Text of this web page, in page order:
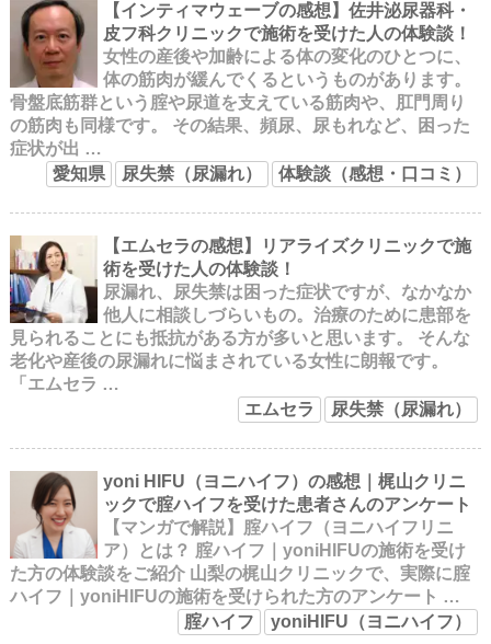
【インティマウェーブの感想】佐井泌尿器科・
皮フ科クリニックで施術を受けた人の体験談！
女性の産後や加齢による体の変化のひとつに、
体の筋肉が緩んでくるというものがあります。
骨盤底筋群という腟や尿道を支えている筋肉や、肛門周り
の筋肉も同様です。 その結果、頻尿、尿もれなど、困った
症状が出 …
愛知県
尿失禁（尿漏れ） 体験談（感想・口コミ）
【エムセラの感想】リアライズクリニックで施
術を受けた人の体験談！
尿漏れ、尿失禁は困った症状ですが、なかなか
他人に相談しづらいもの。治療のために患部を
見られることにも抵抗がある方が多いと思います。 そんな
老化や産後の尿漏れに悩まされている女性に朗報です。
「エムセラ …
エムセラ
尿失禁（尿漏れ）
yoni HIFU（ヨニハイフ）の感想｜梶山クリニ
ックで腟ハイフを受けた患者さんのアンケート
【マンガで解説】腟ハイフ（ヨニハイフリニ
ア）とは？ 腟ハイフ｜yoniHIFUの施術を受け
た方の体験談をご紹介 山梨の梶山クリニックで、実際に腟
ハイフ｜yoniHIFUの施術を受けられた方のアンケート …
腟ハイフ
yoniHIFU（ヨニハイフ）